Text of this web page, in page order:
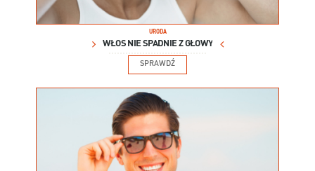
URODA
WŁOS NIE SPADNIE Z GŁOWY
SPRAWDŹ